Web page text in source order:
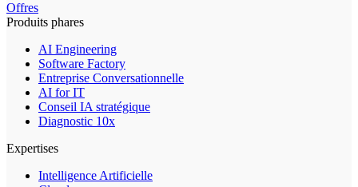
Offres
Produits phares
AI Engineering
Software Factory
Entreprise Conversationnelle
AI for IT
Conseil IA stratégique
Diagnostic 10x
Expertises
Intelligence Artificielle